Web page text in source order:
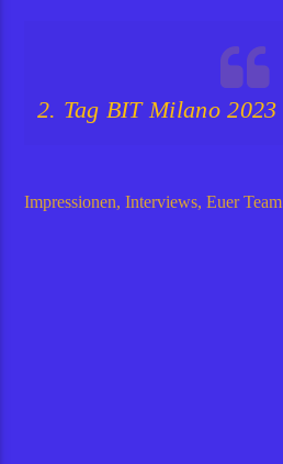
2. Tag BIT Milano 2023
Impressionen, Interviews, Euer Team